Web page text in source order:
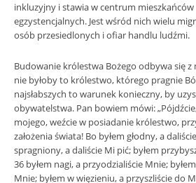
inkluzyjny i stawia w centrum
egzystencjalnych. Jest wśród nich wielu
osób przesiedlonych i ofiar handlu ludźmi.
Budowanie królestwa Bożego odbywa się z
nie byłoby to królestwo, którego pragnie
najsłabszych to warunek konieczny, by
obywatelstwa. Pan bowiem mówi:
mojego, weźcie w posiadanie królestwo,
założenia świata! Bo byłem głodny, a
spragniony, a daliście Mi pić; byłem
36 byłem nagi, a przyodzialiście Mnie;
Mnie; byłem w więzieniu, a przyszliście do